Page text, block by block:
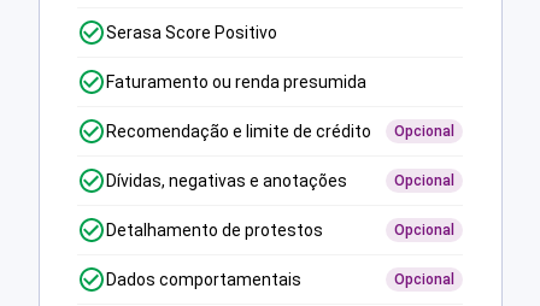
Serasa Score Positivo
Faturamento ou renda presumida
Recomendação e limite de crédito Opcional
Dívidas, negativas e anotações Opcional
Detalhamento de protestos Opcional
Dados comportamentais Opcional